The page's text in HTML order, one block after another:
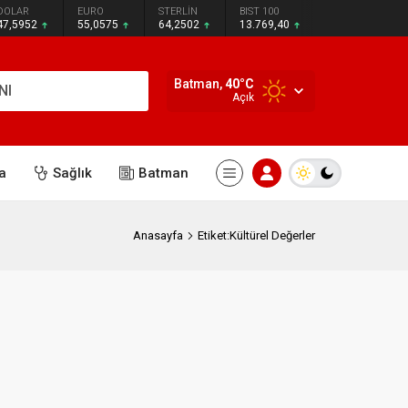
EURO
55,0575
STERLİN
64,2502
BIST 100
13.769,40
Batman,40°C
Açık
Sağlık Batman
Anasayfa Etiket:Kültürel Değerler